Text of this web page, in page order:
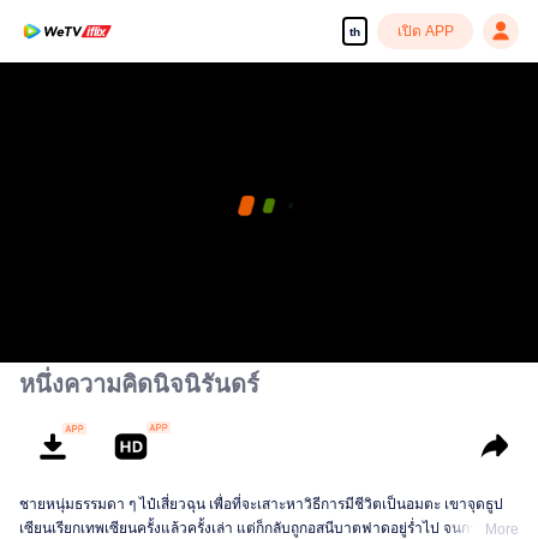
th เปิด APP
หนึ่งความคิดนิจนิรันดร์
ชายหนุ่มธรรมดา ๆ ไป๋เสี่ยวฉุน เพื่อที่จะเสาะหาวิธีการมีชีวิตเป็นอมตะ เขาจุดธูป
เซียนเรียกเทพเซียนครั้งแล้วครั้งเล่า แต่ก็กลับถูกอสนีบาตฟาดอยู่ร่ำไป จนกระทั่งMore